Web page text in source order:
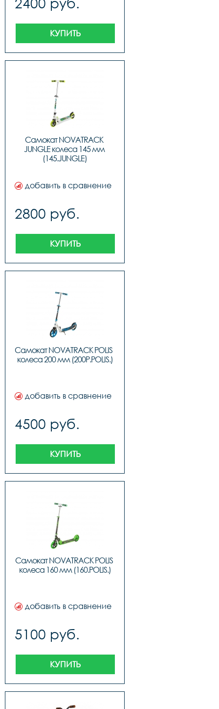
КУПИТЬ
Самокат NOVATRACK
JUNGLE колеса 145 мм
(145.JUNGLE)
добавить в сравнение
2800 руб.
КУПИТЬ
Самокат NOVATRACK POLIS
колеса 200 мм (200P.POLIS.)
добавить в сравнение
4500 руб.
КУПИТЬ
Самокат NOVATRACK POLIS
колеса 160 мм (160.POLIS.)
добавить в сравнение
5100 руб.
КУПИТЬ